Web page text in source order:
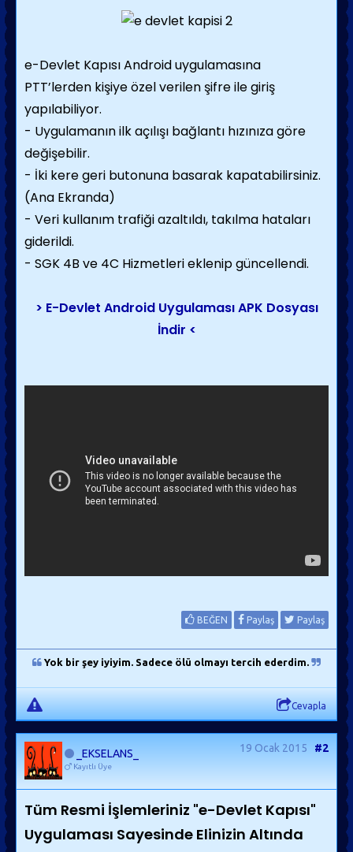
e-Devlet Kapısı Android uygulamasına
PTT’lerden kişiye özel verilen şifre ile giriş
yapılabiliyor.
- Uygulamanın ilk açılışı bağlantı hızınıza göre
değişebilir.
- İki kere geri butonuna basarak kapatabilirsiniz.
(Ana Ekranda)
- Veri kullanım trafiği azaltıldı, takılma hataları
giderildi.
- SGK 4B ve 4C Hizmetleri eklenip güncellendi.
> E-Devlet Android Uygulaması APK Dosyası
İndir <
BEĞEN Paylaş Paylaş
Yok bir şey iyiyim. Sadece ölü olmayı tercih ederdim.
Cevapla
_EKSELANS_
Kayıtlı Üye
19 Ocak 2015 #2
Tüm Resmi İşlemleriniz "e-Devlet Kapısı"
Uygulaması Sayesinde Elinizin Altında